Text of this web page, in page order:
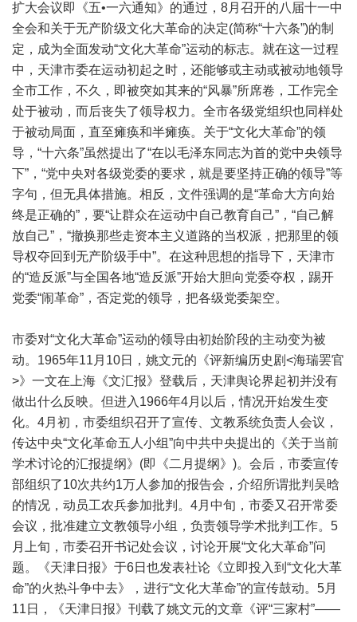
扩大会议即《五•一六通知》的通过，8月召开的八届十一中
全会和关于无产阶级文化大革命的决定(简称“十六条”)的制
定，成为全面发动“文化大革命”运动的标志。就在这一过程
中，天津市委在运动初起之时，还能够或主动或被动地领导
全市工作，不久，即被突如其来的“风暴”所席卷，工作完全
处于被动，而后丧失了领导权力。全市各级党组织也同样处
于被动局面，直至瘫痪和半瘫痪。关于“文化大革命”的领
导，“十六条”虽然提出了“在以毛泽东同志为首的党中央领导
下”，“党中央对各级党委的要求，就是要坚持正确的领导”等
字句，但无具体措施。相反，文件强调的是“革命大方向始
终是正确的”，要“让群众在运动中自己教育自己”，“自己解
放自己”，“撤换那些走资本主义道路的当权派，把那里的领
导权夺回到无产阶级手中”。在这种思想的指导下，天津市
的“造反派”与全国各地“造反派”开始大胆向党委夺权，踢开
党委“闹革命”，否定党的领导，把各级党委架空。
市委对“文化大革命”运动的领导由初始阶段的主动变为被
动。1965年11月10日，姚文元的《评新编历史剧<海瑞罢官
>》一文在上海《文汇报》登载后，天津舆论界起初并没有
做出什么反映。但进入1966年4月以后，情况开始发生变
化。4月初，市委组织召开了宣传、文教系统负责人会议，
传达中央“文化革命五人小组”向中共中央提出的《关于当前
学术讨论的汇报提纲》(即《二月提纲》)。会后，市委宣传
部组织了10次共约1万人参加的报告会，介绍所谓批判吴晗
的情况，动员工农兵参加批判。4月中旬，市委又召开常委
会议，批准建立文教领导小组，负责领导学术批判工作。5
月上旬，市委召开书记处会议，讨论开展“文化大革命”问
题。《天津日报》于6日也发表社论《立即投入到“文化大革
命”的火热斗争中去》，进行“文化大革命”的宣传鼓动。5月
11日，《天津日报》刊载了姚文元的文章《评“三家村”——